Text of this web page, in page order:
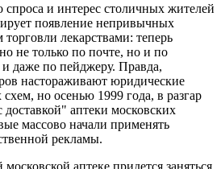
спроса и интерес столичных жителей
появление непривычных
лекарствами: теперь
не только по почте, но и по
даже по пейджеру. Правда,
настораживают юридические
но осенью 1999 года, в разгар
аптеки московских
массово начали применять
рекламы.
аптеке придется заняться